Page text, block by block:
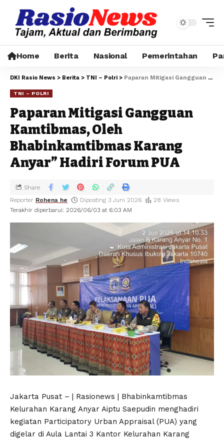
Home Berita Nasional Pemerintahan
DKI Rasio News > Berita > TNI – Polri > Paparan Mitigasi Gangguan Kamtibmas, Oleh Bhabinkamtibmas Karang Anyar” Hadiri Forum PUA
TNI – POLRI
Paparan Mitigasi Gangguan
Kamtibmas, Oleh
Bhabinkamtibmas Karang
Anyar” Hadiri Forum PUA
Terakhir diperbarui: 2026/06/03 at 6:03 AM
Reporter Rohena he Diposting 3 Juni 2026 28 Views
Share
Jakarta Pusat – | Rasionews | Bhabinkamtibmas
Kelurahan Karang Anyar Aiptu Saepudin menghadiri
kegiatan Participatory Urban Appraisal (PUA) yang
digelar di Aula Lantai 3 Kantor Kelurahan Karang